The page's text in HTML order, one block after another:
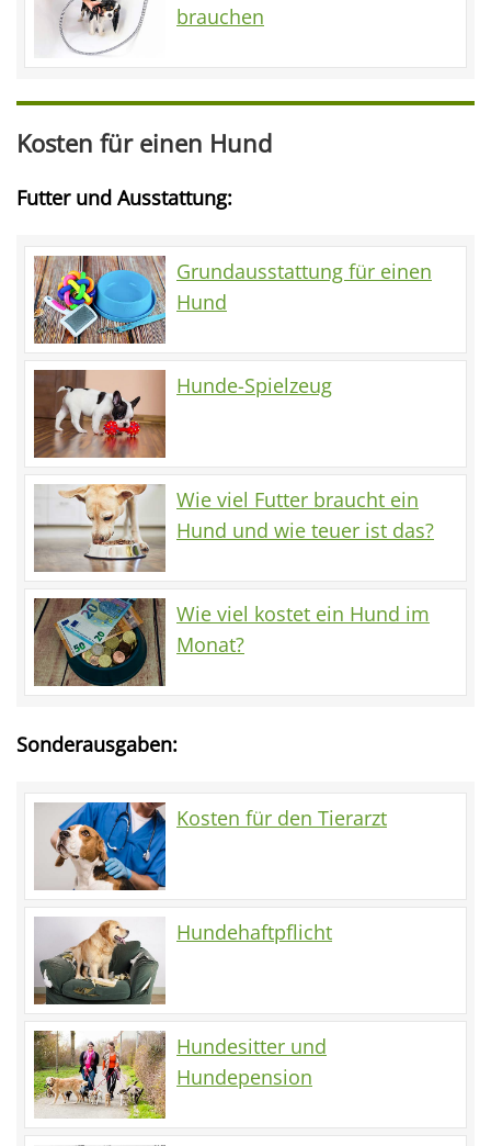
brauchen
Kosten für einen Hund
Futter und Ausstattung:
Grundausstattung für einen
Hund
Hunde-Spielzeug
Wie viel Futter braucht ein
Hund und wie teuer ist das?
Wie viel kostet ein Hund im
Monat?
Sonderausgaben:
Kosten für den Tierarzt
Hundehaftpflicht
Hundesitter und
Hundepension